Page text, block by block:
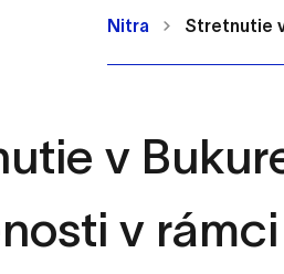
Nitra Stretnutie
v
v rámci
Nastavenie cookies
Cookies sú malé súbory, do